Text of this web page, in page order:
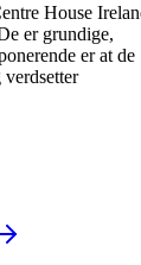
House
er grundige,
er at de